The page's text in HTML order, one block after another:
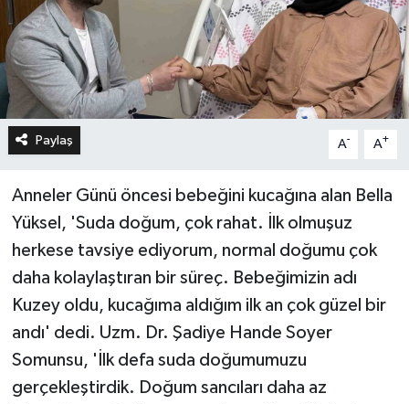
Paylaş A- A+
Anneler Günü öncesi bebeğini kucağına alan Bella
Yüksel, 'Suda doğum, çok rahat. İlk olmuşuz
herkese tavsiye ediyorum, normal doğumu çok
daha kolaylaştıran bir süreç. Bebeğimizin adı
Kuzey oldu, kucağıma aldığım ilk an çok güzel bir
andı' dedi. Uzm. Dr. Şadiye Hande Soyer
Somunsu, 'İlk defa suda doğumumuzu
gerçekleştirdik. Doğum sancıları daha az